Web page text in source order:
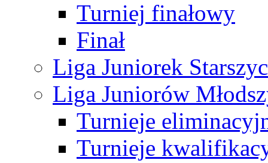
Turniej finałowy
Finał
Liga Juniorek
Liga Juniorów
Turnieje
Turnieje